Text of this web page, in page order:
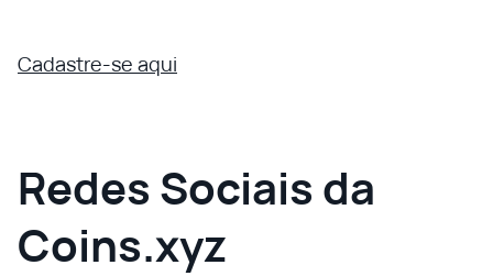
Cadastre-se aqui
Redes Sociais da
Coins.xyz